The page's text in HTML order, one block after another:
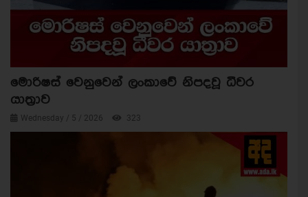
මොරිෂස් වෙනුවෙන් ලංකාවේ නිපදවූ ධීවර
යාත්‍රාව
Wednesday / 5 / 2026 323